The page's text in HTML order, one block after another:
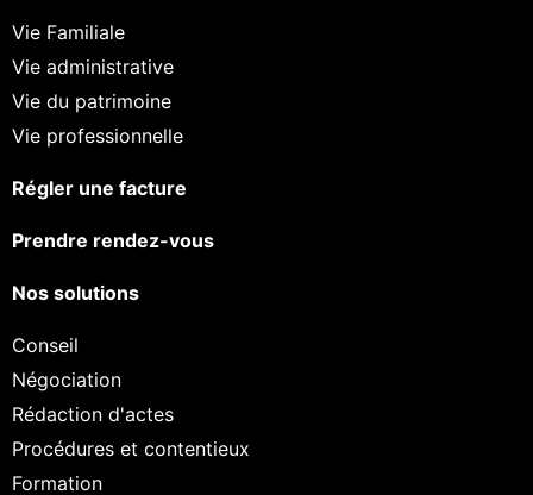
Vie Familiale
Vie administrative
Vie du patrimoine
Vie professionnelle
Régler une facture
Prendre rendez-vous
Nos solutions
Conseil
Négociation
Rédaction d'actes
Procédures et contentieux
Formation